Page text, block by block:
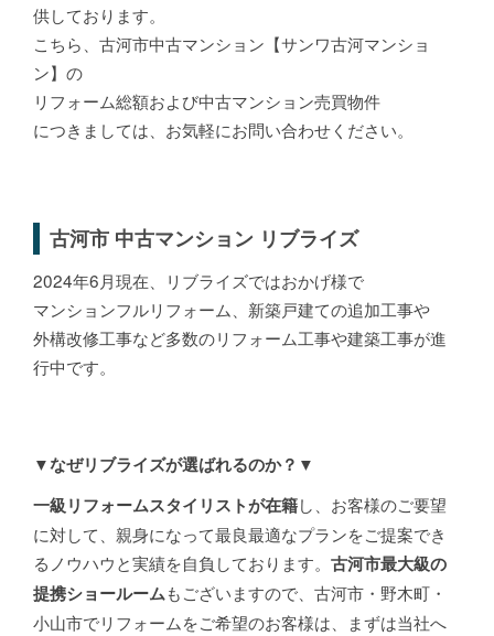
供しております。
こちら、古河市中古マンション【サンワ古河マンショ
ン】の
リフォーム総額および中古マンション売買物件
につきましては、お気軽にお問い合わせください。
古河市 中古マンション リブライズ
2024年6月現在、リブライズではおかげ様で
マンションフルリフォーム、新築戸建ての追加工事や
外構改修工事など多数のリフォーム工事や建築工事が進
行中です。
▼なぜリブライズが選ばれるのか？▼
一級リフォームスタイリストが在籍し、お客様のご要望
に対して、親身になって最良最適なプランをご提案でき
るノウハウと実績を自負しております。 古河市最大級の
提携ショールームもございますので、古河市・野木町・
小山市でリフォームをご希望のお客様は、まずは当社へ